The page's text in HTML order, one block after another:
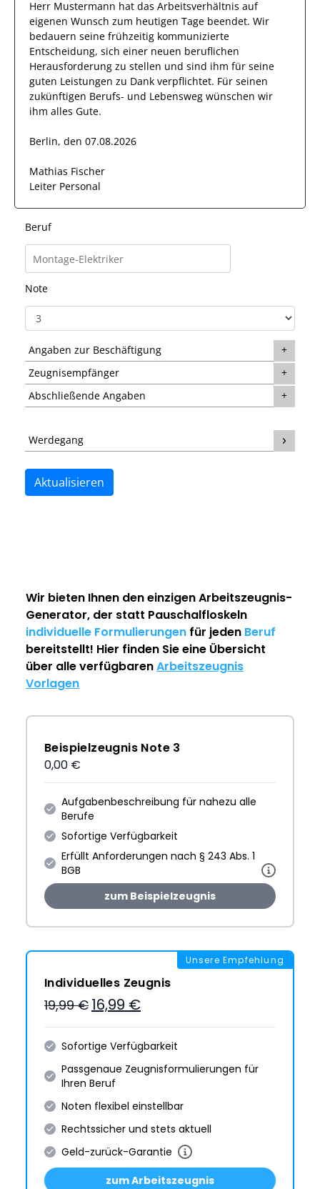
Herr Mustermann hat das Arbeitsverhältnis auf
eigenen Wunsch zum heutigen Tage beendet. Wir
bedauern seine frühzeitig kommunizierte
Entscheidung, sich einer neuen beruflichen
Herausforderung zu stellen und sind ihm für seine
guten Leistungen zu Dank verpflichtet. Für seinen
zukünftigen Berufs- und Lebensweg wünschen wir
ihm alles Gute.
Berlin, den 07.08.2026
Mathias Fischer
Leiter Personal
Beruf
Note
Angaben zur Beschäftigung
Zeugnisempfänger
Abschließende Angaben
Werdegang
Aktualisieren
Wir bieten Ihnen den einzigenArbeitszeugnis-
Generator, der statt Pauschalfloskeln
individuelle Formulierungen für jeden Beruf
bereitstellt! Hier finden Sie eine Übersicht
über alle verfügbarenArbeitszeugnis
Vorlagen
Beispielzeugnis Note 3
0,00 €
Aufgabenbeschreibung für nahezu alle
Berufe
Sofortige Verfügbarkeit
Erfüllt Anforderungen nach § 243 Abs. 1
BGB
zum Beispielzeugnis
Unsere Empfehlung
Individuelles Zeugnis
19,99 € 16,99 €
Sofortige Verfügbarkeit
Passgenaue Zeugnis­formulie­rungen für
Ihren Beruf
Noten flexibel einstellbar
Rechtssicher und stets aktuell
Geld-zurück-Garantie
zum Arbeitszeugnis